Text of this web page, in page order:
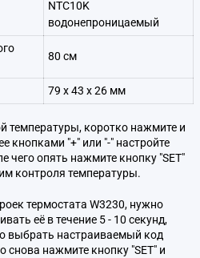
NTC10K
водонепроницаемый
80 см
79 x 43 x 26 мм
температуры, коротко нажмите и
кнопками "+" или "-" настройте
чего опять нажмите кнопку "SET"
контроля температуры.
термостата W3230, нужно
её в течение 5 - 10 секунд,
выбрать настраиваемый код
снова нажмите кнопку "SET" и